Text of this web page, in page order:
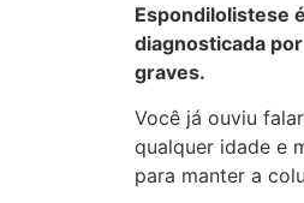
Espondilolistese
diagnosticada
graves.
Você já ouviu
qualquer idade e
para manter a